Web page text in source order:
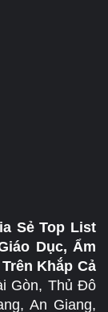
Sẻ Top List
Dục, Ẩm
Khắp Cả
Gòn, Thủ Đô
An Giang,